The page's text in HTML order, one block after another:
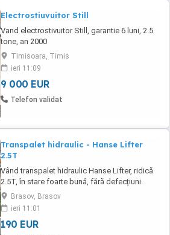
Electrostiuvuitor Still
Vand electrostivuitor Still, garantie 6 luni, 2.5
tone, an 2000
Timisoara, Timis
ieri 11:09
9 000 EUR
Telefon validat
Transpalet hidraulic - Hanse Lifter
2.5T
Vând transpalet hidraulic Hanse Lifter, ridică
2.5T, în stare foarte bună, fără defecțiuni.
Adus recent din Germania.
Brasov, Brasov
ieri 11:01
190 EUR